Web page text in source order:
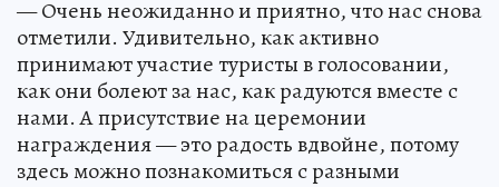
— Очень неожиданно и приятно, что нас снова
отметили. Удивительно, как активно
принимают участие туристы в голосовании,
как они болеют за нас, как радуются вместе с
нами. А присутствие на церемонии
награждения — это радость вдвойне, потому
здесь можно познакомиться с разными